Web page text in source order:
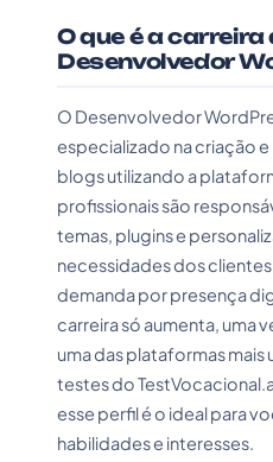
O que é a carreira
Desenvolvedor
O Desenvolvedor
especializado na criação
blogs utilizando a
profissionais são
temas, plugins e
necessidades dos
demanda por presença
carreira só aumenta, uma
uma das plataformas mais
testes do
esse perfil é o ideal para
habilidades e interesses.